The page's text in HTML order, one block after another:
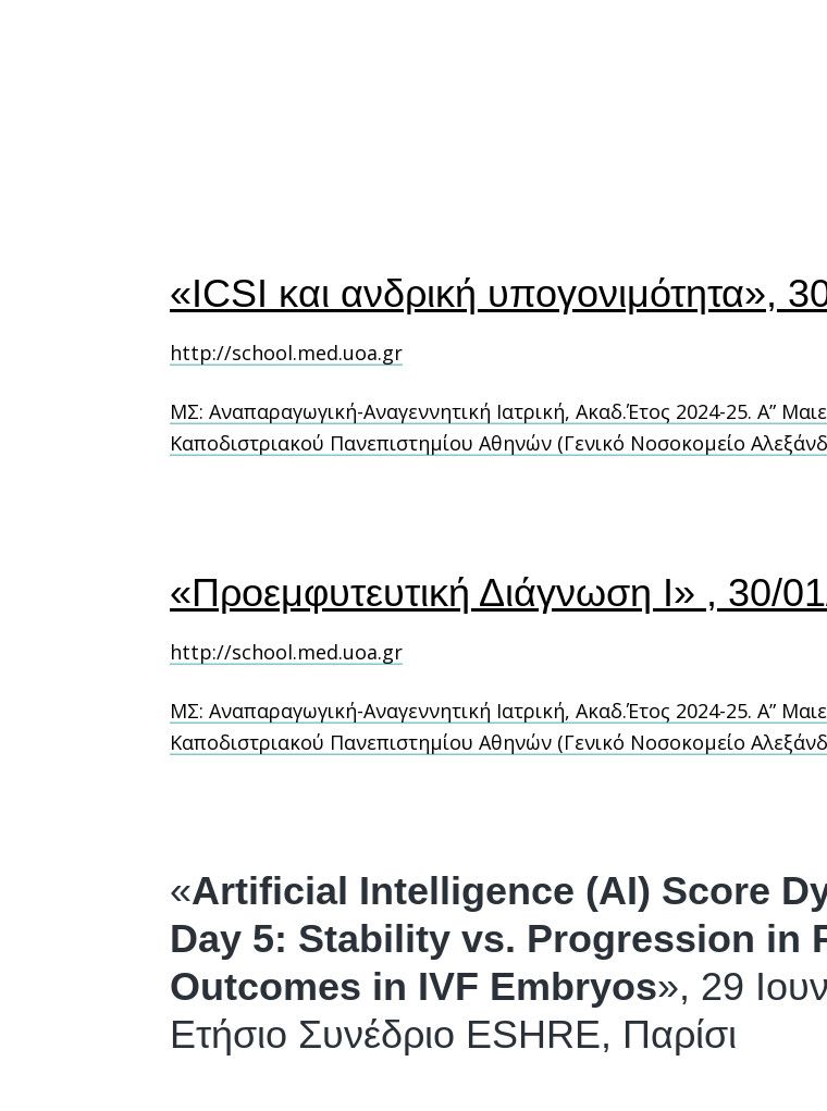
«ICSI και ανδρική υπογονιμότητα»,
http://school.med.uoa.gr
ΜΣ: Αναπαραγωγική-Αναγεννητική Ιατρική, Ακαδ.Έτος 2024-25. Α”
Καποδιστριακού Πανεπιστημίου Αθηνών (Γενικό Νοσοκομείο
«Προεμφυτευτική Διάγνωση Ι» , 30/
http://school.med.uoa.gr
ΜΣ: Αναπαραγωγική-Αναγεννητική Ιατρική, Ακαδ.Έτος 2024-25. Α”
Καποδιστριακού Πανεπιστημίου Αθηνών (Γενικό Νοσοκομείο
«Artificial Intelligence (AI) Score
Day 5: Stability vs. Progression in
Outcomes in IVF Embryos», 29
Ετήσιο Συνέδριο ESHRE, Παρίσι